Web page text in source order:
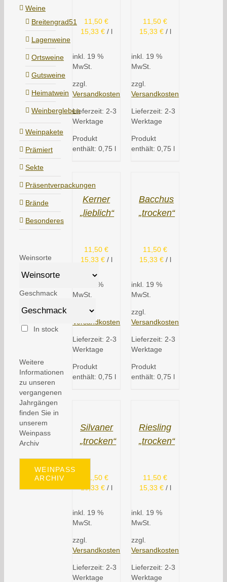
11,50€
15,33 €/ l
inkl. 19 %
MwSt.
zzgl.
Versandkosten
Lieferzeit: 2-3
Werktage
Produkt
enthält: 0,75 l
11,50€
15,33 €/ l
inkl. 19 %
MwSt.
zzgl.
Versandkosten
Lieferzeit: 2-3
Werktage
Produkt
enthält: 0,75 l
Kerner
„lieblich“
11,50€
15,33 €/ l
inkl. 19 %
MwSt.
Versandkosten
Lieferzeit: 2-3
Werktage
Produkt
enthält: 0,75 l
Bacchus
„trocken“
11,50€
15,33 €/ l
inkl. 19 %
MwSt.
zzgl.
Versandkosten
Lieferzeit: 2-3
Werktage
Produkt
enthält: 0,75 l
Silvaner
„trocken“
11,50€
15,33 €/ l
inkl. 19 %
MwSt.
zzgl.
Versandkosten
Lieferzeit: 2-3
Werktage
Riesling
„trocken“
11,50€
15,33 €/ l
inkl. 19 %
MwSt.
zzgl.
Versandkosten
Lieferzeit: 2-3
Werktage
Weine
Breitengrad51
Lagenweine
Ortsweine
Gutsweine
Heimatwein
Weinbergleben
Weinpakete
Prämiert
Sekte
Präsentverpackungen
Brände
Besonderes
Weinsorte
Geschmack
In stock
Weitere
Informationen
zu unseren
vergangenen
Jahrgängen
finden Sie in
unserem
Weinpass
Archiv
WEINPASS
ARCHIV